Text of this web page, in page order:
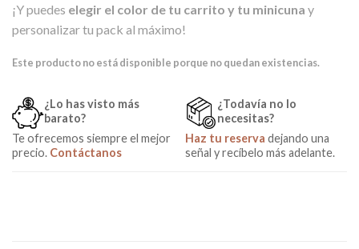
¡Y puedes elegir el color de tu carrito y tu minicuna y
personalizar tu pack al máximo!
Este producto no está disponible porque no quedan existencias.
¿Lo has visto más
barato?
Te ofrecemos siempre el mejor
precio. Contáctanos
¿Todavía no lo
necesitas?
Haz tu reserva dejando una
señal y recíbelo más adelante.